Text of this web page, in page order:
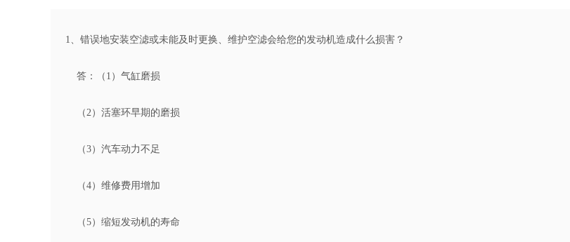
1、错误地安装空滤或未能及时更换、维护空滤会给您的发动机造成什么损害？
答：（1）气缸磨损
（2）活塞环早期的磨损
（3）汽车动力不足
（4）维修费用增加
（5）缩短发动机的寿命